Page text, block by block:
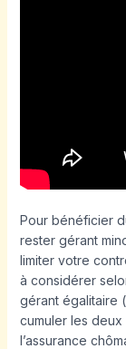
Pour bénéficier
rester gérant
limiter votre
à considérer
gérant égalitaire
cumuler les deux
l’assurance